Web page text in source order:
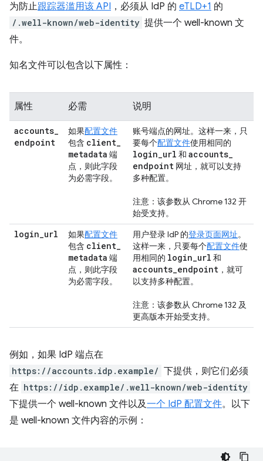
为防止跟踪器滥用该 API ，必须从 IdP 的 eTLD+1 的
/.well-known/web-identity 提供一个 well-known 文
件。
知名文件可以包含以下属性：
属性 必需 说明
accounts_
endpoint
如果配置文件
包含 client_
metadata 端
点，则此字段
为必需字段。
账号端点的网址。这样一来，只
要每个配置文件使用相同的
login_url 和 accounts_
endpoint 网址，就可以支持
多种配置。
注意：该参数从 Chrome 132 开
始受支持。
login_url 如果配置文件
包含 client_
metadata 端
点，则此字段
为必需字段。
用户登录 IdP 的登录页面网址。
这样一来，只要每个配置文件使
用相同的 login_url 和
accounts_endpoint ，就可
以支持多种配置。
注意：该参数从 Chrome 132 及
更高版本开始受支持。
例如，如果 IdP 端点在
https://accounts.idp.example/ 下提供，则它们必须
在 https://idp.example/.well-known/web-identity
下提供一个 well-known 文件以及一个 IdP 配置文件。以下
是 well-known 文件内容的示例：